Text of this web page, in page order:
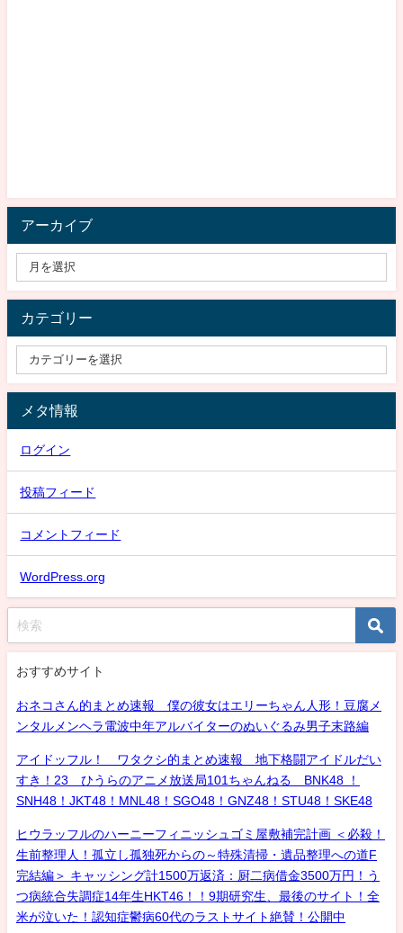
アーカイブ
カテゴリー
メタ情報
ログイン
投稿フィード
コメントフィード
WordPress.org
おすすめサイト
おネコさん的まとめ速報 僕の彼女はエリーちゃん人形！豆腐メ
ンタルメンヘラ電波中年アルバイターのぬいぐるみ男子末路編
アイドッフル！ ワタクシ的まとめ速報 地下格闘アイドルだい
すき！23 ひうらのアニメ放送局101ちゃんねる BNK48 ！
SNH48！JKT48！MNL48！SGO48！GNZ48！STU48！SKE48
ヒウラッフルのハーニーフィニッシュゴミ屋敷補完計画 ＜必殺！
生前整理人！孤立し孤独死からの～特殊清掃・遺品整理への道F
完結編＞ キャッシング計1500万返済：厨二病借金3500万円！う
つ病統合失調症14年生HKT46！！9期研究生、最後のサイト！全
米が泣いた！認知症鬱病60代のラストサイト絶賛！公開中